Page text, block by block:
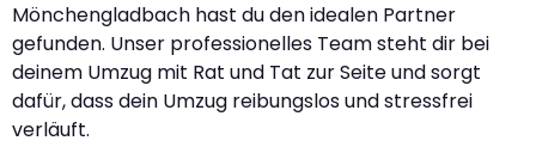
Mönchengladbach hast du den idealen Partner
gefunden. Unser professionelles Team steht dir bei
deinem Umzug mit Rat und Tat zur Seite und sorgt
dafür, dass dein Umzug reibungslos und stressfrei
verläuft.